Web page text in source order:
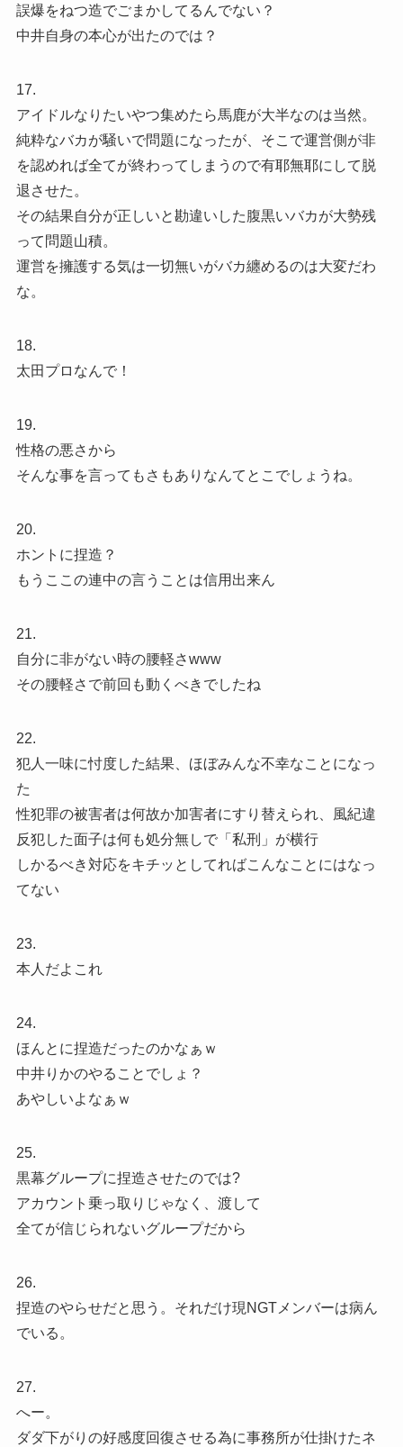
誤爆をねつ造でごまかしてるんでない？
中井自身の本心が出たのでは？
17.
アイドルなりたいやつ集めたら馬鹿が大半なのは当然。
純粋なバカが騒いで問題になったが、そこで運営側が非
を認めれば全てが終わってしまうので有耶無耶にして脱
退させた。
その結果自分が正しいと勘違いした腹黒いバカが大勢残
って問題山積。
運営を擁護する気は一切無いがバカ纏めるのは大変だわ
な。
18.
太田プロなんで！
19.
性格の悪さから
そんな事を言ってもさもありなんてとこでしょうね。
20.
ホントに捏造？
もうここの連中の言うことは信用出来ん
21.
自分に非がない時の腰軽さwww
その腰軽さで前回も動くべきでしたね
22.
犯人一味に忖度した結果、ほぼみんな不幸なことになっ
た
性犯罪の被害者は何故か加害者にすり替えられ、風紀違
反犯した面子は何も処分無しで「私刑」が横行
しかるべき対応をキチッとしてればこんなことにはなっ
てない
23.
本人だよこれ
24.
ほんとに捏造だったのかなぁｗ
中井りかのやることでしょ？
あやしいよなぁｗ
25.
黒幕グループに捏造させたのでは?
アカウント乗っ取りじゃなく、渡して
全てが信じられないグループだから
26.
捏造のやらせだと思う。それだけ現NGTメンバーは病ん
でいる。
27.
へー。
ダダ下がりの好感度回復させる為に事務所が仕掛けたネ